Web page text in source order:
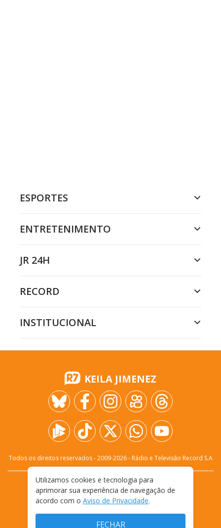
ESPORTES
ENTRETENIMENTO
JR 24H
RECORD
INSTITUCIONAL
KEILA JIMENEZ
Todos os direitos reservados - 2009-2026- Rádio e Televisão Record S.A
FALE CONOSCO
PRIVACIDADE
TERMOS E CONDIÇÕES DE USO
Utilizamos cookies e tecnologia para
aprimorar sua experiência de navegação de
acordo com o Aviso de Privacidade.
FECHAR